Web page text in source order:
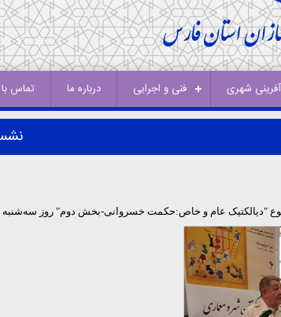
شهری فنی و اجرایی درباره ما تماس
"دیالکتیک عام و خاص:حکمت خسروانی-بخش دوم" روز سه‌شنبه 12 مردادماه